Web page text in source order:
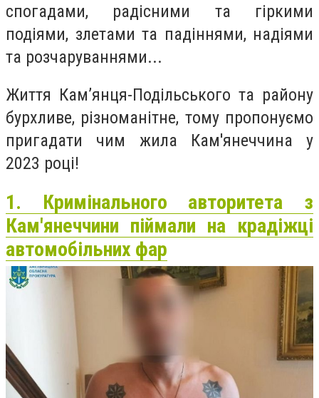
спогадами, радісними та гіркими
подіями, злетами та падіннями, надіями
та розчаруваннями...
Життя Кам’янця-Подільського та району
бурхливе, різноманітне, тому пропонуємо
пригадати чим жила Кам'янеччина у
2023 році!
1. Кримінального авторитета з
Кам'янеччини піймали на крадіжці
автомобільних фар